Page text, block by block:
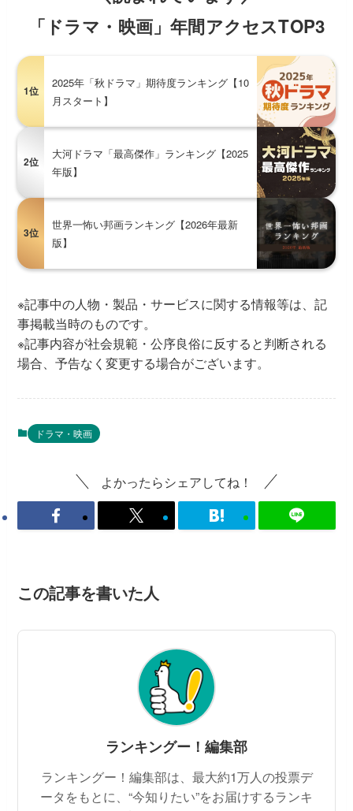
「ドラマ・映画」年間アクセスTOP3
1位
2025年「秋ドラマ」期待度ランキング【10
月スタート】
2位
大河ドラマ「最高傑作」ランキング【2025
年版】
3位
世界一怖い邦画ランキング【2026年最新
版】
※記事中の人物・製品・サービスに関する情報等は、記
事掲載当時のものです。
※記事内容が社会規範・公序良俗に反すると判断される
場合、予告なく変更する場合がございます。
ドラマ・映画
よかったらシェアしてね！
この記事を書いた人
ランキングー！編集部
ランキングー！編集部は、最大約1万人の投票デ
ータをもとに、“今知りたい”をお届けするランキ